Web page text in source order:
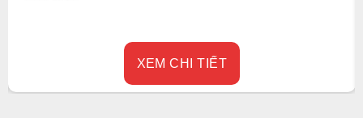
XEM CHI TIẾT